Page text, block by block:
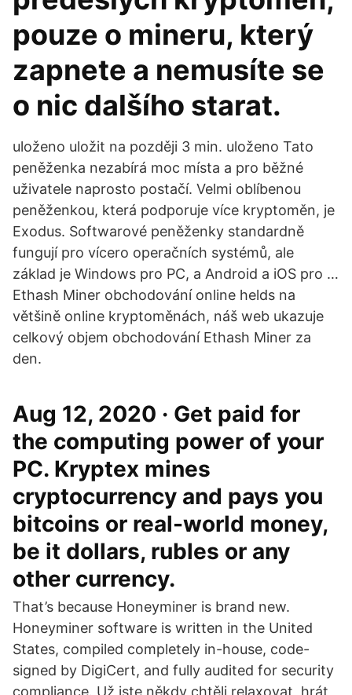
pouze o mineru, který
zapnete a nemusíte se
o nic dalšího starat.
uloženo uložit na později 3 min. uloženo Tato
peněženka nezabírá moc místa a pro běžné
uživatele naprosto postačí. Velmi oblíbenou
peněženkou, která podporuje více kryptoměn, je
Exodus. Softwarové peněženky standardně
fungují pro vícero operačních systémů, ale
základ je Windows pro PC, a Android a iOS pro …
Ethash Miner obchodování online helds na
většině online kryptoměnách, náš web ukazuje
celkový objem obchodování Ethash Miner za
den.
Aug 12, 2020 · Get paid for
the computing power of your
PC. Kryptex mines
cryptocurrency and pays you
bitcoins or real-world money,
be it dollars, rubles or any
other currency.
That’s because Honeyminer is brand new.
Honeyminer software is written in the United
States, compiled completely in-house, code-
signed by DigiCert, and fully audited for security
compliance. Už jste někdy chtěli relaxovat, hrát